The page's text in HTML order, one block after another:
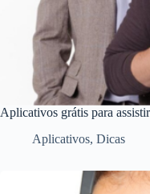
Aplicativos grátis para
Aplicativos, Dicas